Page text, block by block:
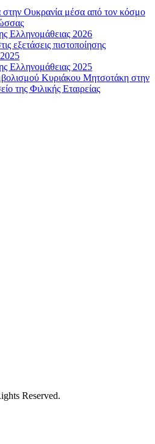
στην Ουκρανία μέσα από τον κόσμο
Ελληνομάθειας 2026
εξετάσεις πιστοποίησης
Ελληνομάθειας 2025
Κυριάκου Μητσοτάκη στην
της Φιλικής Εταιρείας
Reserved.